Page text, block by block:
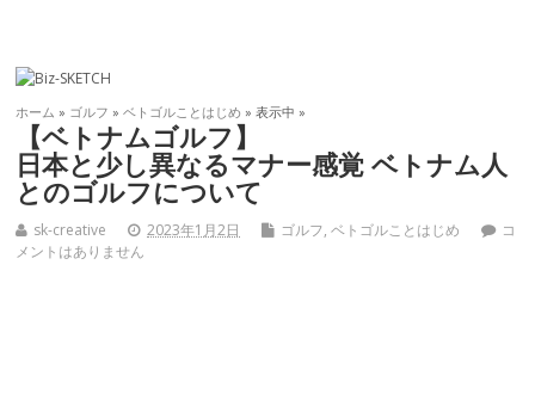
ホーム » ゴルフ »ベトゴルことはじめ » 表示中 »
【ベトナムゴルフ】
日本と少し異なるマナー感覚 ベトナム人
とのゴルフについて
sk-creative 2023年1月2日 ゴルフ,ベトゴルことはじめ
コ
メントはありません